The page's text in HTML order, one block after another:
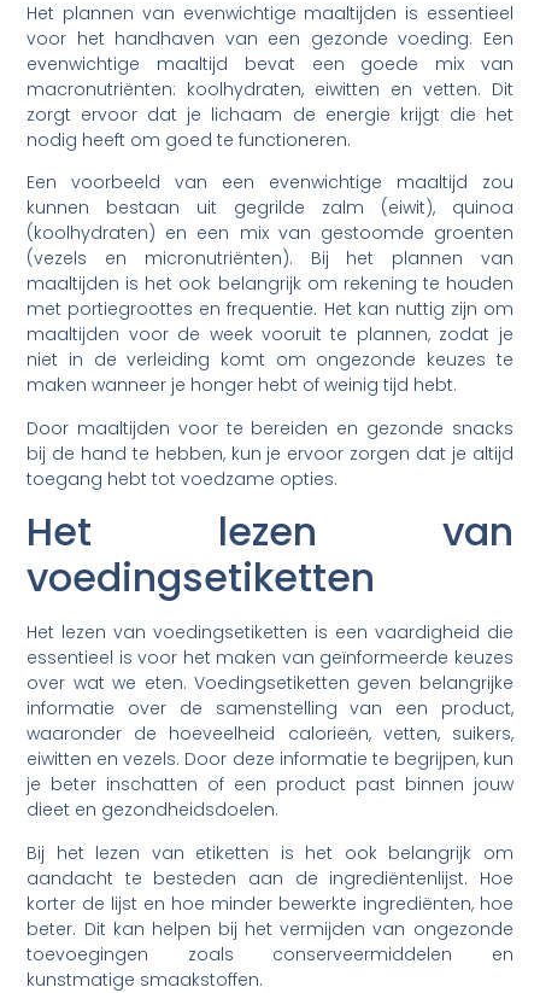
Het plannen van evenwichtige maaltijden is essentieel
voor het handhaven van een gezonde voeding. Een
evenwichtige maaltijd bevat een goede mix van
macronutriënten: koolhydraten, eiwitten en vetten. Dit
zorgt ervoor dat je lichaam de energie krijgt die het
nodig heeft om goed te functioneren.
Een voorbeeld van een evenwichtige maaltijd zou
kunnen bestaan uit gegrilde zalm (eiwit), quinoa
(koolhydraten) en een mix van gestoomde groenten
(vezels en micronutriënten). Bij het plannen van
maaltijden is het ook belangrijk om rekening te houden
met portiegroottes en frequentie. Het kan nuttig zijn om
maaltijden voor de week vooruit te plannen, zodat je
niet in de verleiding komt om ongezonde keuzes te
maken wanneer je honger hebt of weinig tijd hebt.
Door maaltijden voor te bereiden en gezonde snacks
bij de hand te hebben, kun je ervoor zorgen dat je altijd
toegang hebt tot voedzame opties.
Het lezen van
voedingsetiketten
Het lezen van voedingsetiketten is een vaardigheid die
essentieel is voor het maken van geïnformeerde keuzes
over wat we eten. Voedingsetiketten geven belangrijke
informatie over de samenstelling van een product,
waaronder de hoeveelheid calorieën, vetten, suikers,
eiwitten en vezels. Door deze informatie te begrijpen, kun
je beter inschatten of een product past binnen jouw
dieet en gezondheidsdoelen.
Bij het lezen van etiketten is het ook belangrijk om
aandacht te besteden aan de ingrediëntenlijst. Hoe
korter de lijst en hoe minder bewerkte ingrediënten, hoe
beter. Dit kan helpen bij het vermijden van ongezonde
toevoegingen zoals conserveermiddelen en
kunstmatige smaakstoffen.